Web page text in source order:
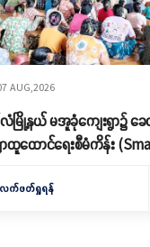
AUG,2026
မြို့နယ် မအူခုံကျေးရွာ၌ ခေ
ာထူထောင်ရေးစီမံကိန်း
က်ဖတ်ရှုရန်